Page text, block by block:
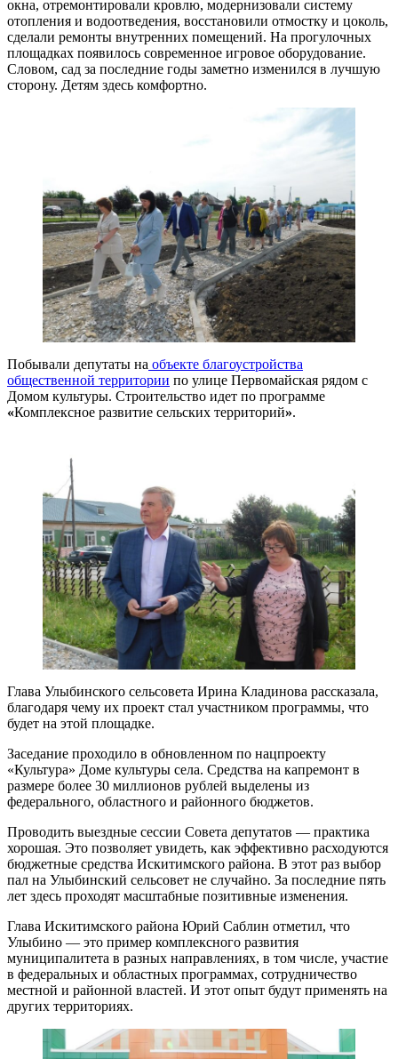
окна, отремонтировали кровлю, модернизовали систему
отопления и водоотведения, восстановили отмостку и цоколь,
сделали ремонты внутренних помещений. На прогулочных
площадках появилось современное игровое оборудование.
Словом, сад за последние годы заметно изменился в лучшую
сторону. Детям здесь комфортно.
Побывали депутаты на объекте благоустройства
общественной территории по улице Первомайская рядом с
Домом культуры. Строительство идет по программе
«Комплексное развитие сельских территорий».
Глава Улыбинского сельсовета Ирина Кладинова рассказала,
благодаря чему их проект стал участником программы, что
будет на этой площадке.
Заседание проходило в обновленном по нацпроекту
«Культура» Доме культуры села. Средства на капремонт в
размере более 30 миллионов рублей выделены из
федерального, областного и районного бюджетов.
Проводить выездные сессии Совета депутатов — практика
хорошая. Это позволяет увидеть, как эффективно расходуются
бюджетные средства Искитимского района. В этот раз выбор
пал на Улыбинский сельсовет не случайно. За последние пять
лет здесь проходят масштабные позитивные изменения.
Глава Искитимского района Юрий Саблин отметил, что
Улыбино — это пример комплексного развития
муниципалитета в разных направлениях, в том числе, участие
в федеральных и областных программах, сотрудничество
местной и районной властей. И этот опыт будут применять на
других территориях.